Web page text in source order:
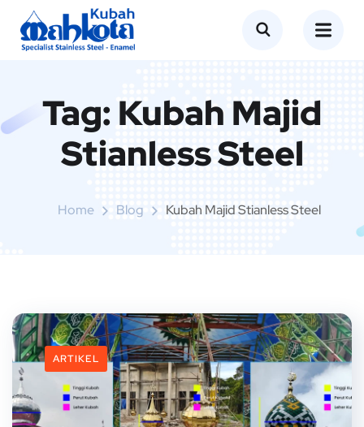
Tag:Kubah Majid
Stianless Steel
Home Blog Kubah Majid Stianless Steel
ARTIKEL